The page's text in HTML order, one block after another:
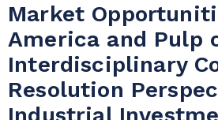
Market
America and Pulp
Interdisciplinary
Resolution